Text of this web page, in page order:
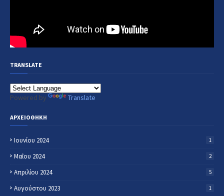
TRANSLATE
Powered by Translate
ΑΡΧΕΙΟΘΗΚΗ
Ιουνίου 2024 1
Μαΐου 2024 2
Απριλίου 2024 5
Αυγούστου 2023 1